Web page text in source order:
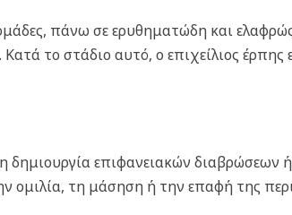
πάνω σε ερυθηματώδη και
το στάδιο αυτό, ο επιχείλιος έρπης
δημιουργία επιφανειακών
ομιλία, τη μάσηση ή την επαφή της